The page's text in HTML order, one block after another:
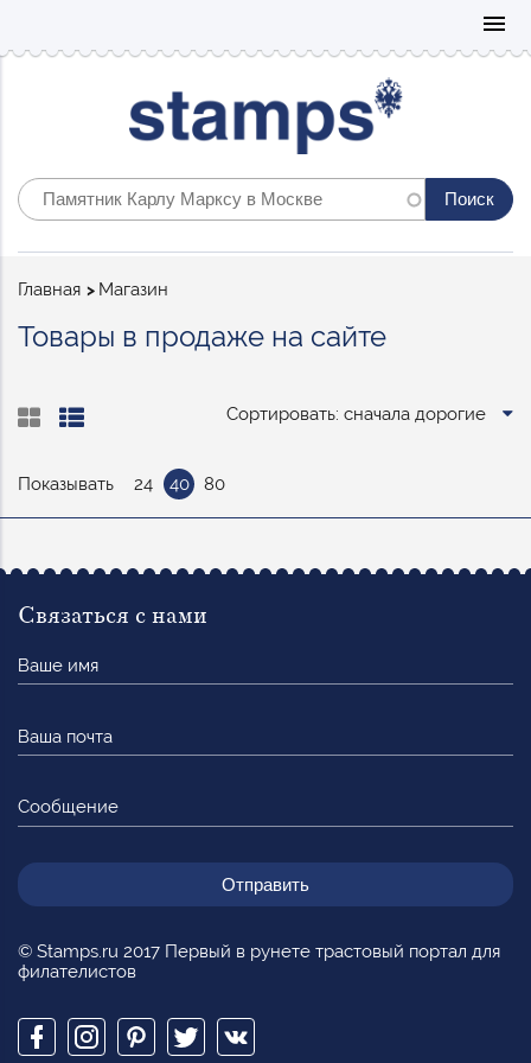
menu
Строка
Главная Магазин
Товары в продаже на сайте
Сортировать: сначала дорогие
Показывать 24 40 80
© Stamps.ru 2017 Первый в рунете трастовый портал для
филателистов
Связаться с нами
имя
почта
Сообщение